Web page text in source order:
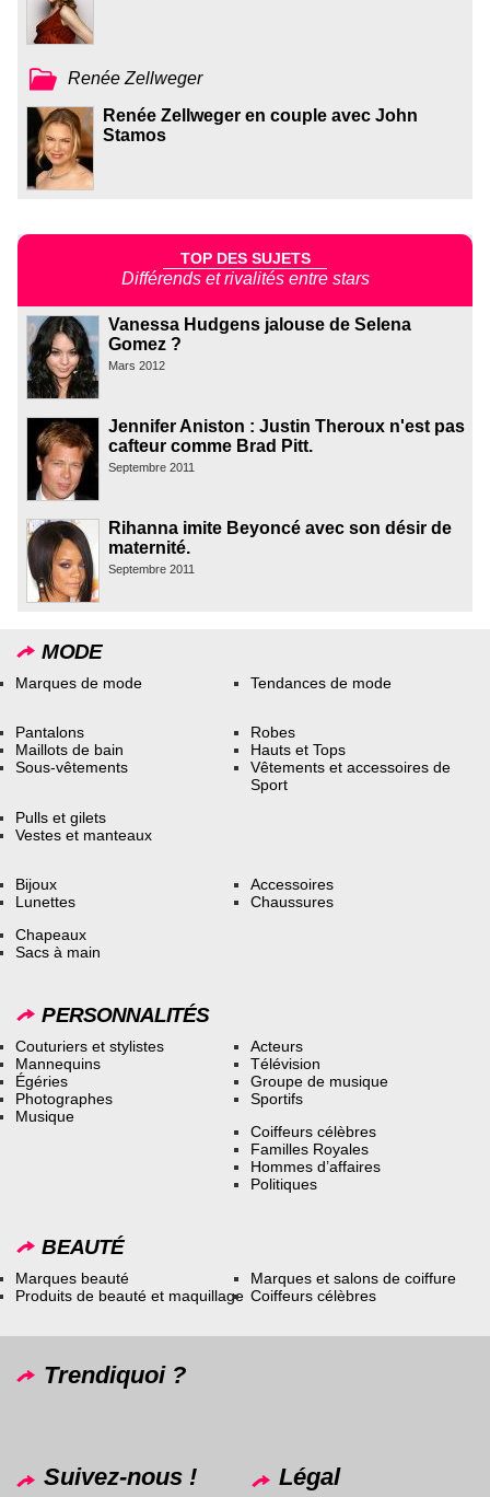
Renée Zellweger
Renée Zellweger en couple avec John
Stamos
TOP DES SUJETS
Différends et rivalités entre stars
Vanessa Hudgens jalouse de Selena
Gomez ?
Mars 2012
Jennifer Aniston : Justin Theroux n'est pas
cafteur comme Brad Pitt.
Septembre 2011
Rihanna imite Beyoncé avec son désir de
maternité.
Septembre 2011
MODE
Marques de mode Tendances de mode
Pantalons
Maillots de bain
Sous-vêtements
Robes
Hauts et Tops
Vêtements et accessoires de
Sport
Pulls et gilets
Vestes et manteaux
Bijoux
Lunettes
Accessoires
Chaussures
Chapeaux
Sacs à main
PERSONNALITÉS
Couturiers et stylistes
Mannequins
Égéries
Photographes
Musique
Acteurs
Télévision
Groupe de musique
Sportifs
Coiffeurs célèbres
Familles Royales
Hommes d’affaires
Politiques
BEAUTÉ
Marques beauté
Produits de beauté et maquillage
Marques et salons de coiffure
Coiffeurs célèbres
Trendiquoi ?
Suivez-nous ! Légal